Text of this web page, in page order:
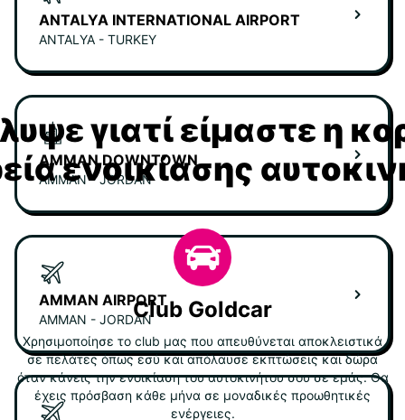
ANTALYA INTERNATIONAL AIRPORT
ANTALYA - TURKEY
AMMAN DOWNTOWN
AMMAN - JORDAN
AMMAN AIRPORT
AMMAN - JORDAN
γιατί είμαστε η
ενοικίασης
Club Goldcar
Χρησιμοποίησε το club μας που απευθύνεται αποκλειστικά
σε πελάτες όπως εσύ και απόλαυσε εκπτώσεις και δώρα
όταν κάνεις την ενοικίαση του αυτοκινήτου σου σε εμάς. Θα
έχεις πρόσβαση κάθε μήνα σε μοναδικές προωθητικές
ενέργειες.